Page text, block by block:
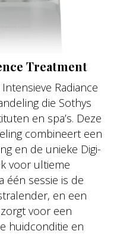
Treatment
Radiance
die Sothys
en spa’s. Deze
combineert een
en de unieke Digi-
voor ultieme
één sessie is de
en een
voor een
huidconditie en